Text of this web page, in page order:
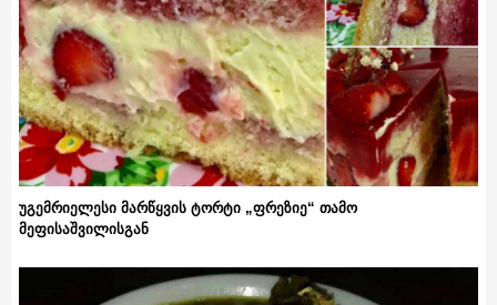
უგემრიელესი მარწყვის ტორტი „ფრეზიე“ თამო
მეფისაშვილისგან